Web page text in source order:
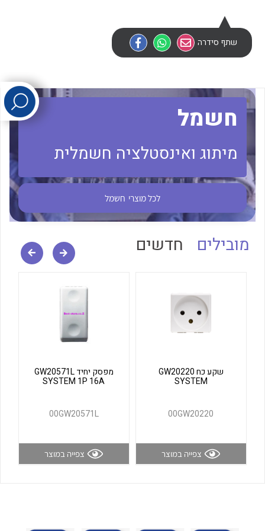
לכל מוצרי היצרן
לכל מוצרי היצרן לכל מוצרי היצרן
לכל מוצרי היצרן לכל מוצרי היצרן
שתף סידרה
חשמל
מיתוג ואינסטלציה חשמלית
לכל מוצרי חשמל
מובילים חדשים
שקע כח GW20220
SYSTEM
00GW20220
צפייה במוצר
מפסק יחיד GW20571L
SYSTEM 1P 16A
00GW20571L
צפייה במוצר